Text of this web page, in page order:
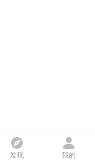
发现 我的